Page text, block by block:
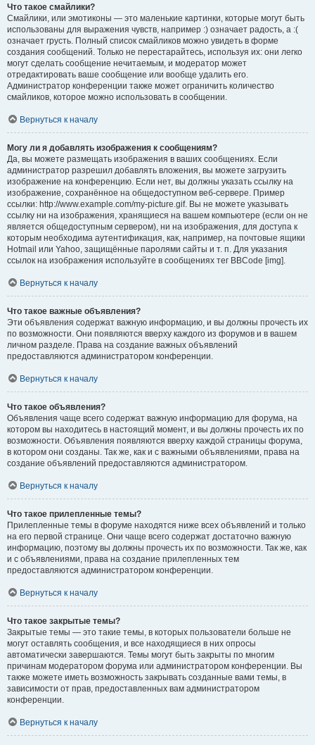
Что такое смайлики?
Смайлики, или эмотиконы — это маленькие картинки, которые могут быть
использованы для выражения чувств, например :) означает радость, а :(
означает грусть. Полный список смайликов можно увидеть в форме
создания сообщений. Только не перестарайтесь, используя их: они легко
могут сделать сообщение нечитаемым, и модератор может
отредактировать ваше сообщение или вообще удалить его.
Администратор конференции также может ограничить количество
смайликов, которое можно использовать в сообщении.
Вернуться к началу
Могу ли я добавлять изображения к сообщениям?
Да, вы можете размещать изображения в ваших сообщениях. Если
администратор разрешил добавлять вложения, вы можете загрузить
изображение на конференцию. Если нет, вы должны указать ссылку на
изображение, сохранённое на общедоступном веб-сервере. Пример
ссылки: http://www.example.com/my-picture.gif. Вы не можете указывать
ссылку ни на изображения, хранящиеся на вашем компьютере (если он не
является общедоступным сервером), ни на изображения, для доступа к
которым необходима аутентификация, как, например, на почтовые ящики
Hotmail или Yahoo, защищённые паролями сайты и т. п. Для указания
ссылок на изображения используйте в сообщениях тег BBCode [img].
Вернуться к началу
Что такое важные объявления?
Эти объявления содержат важную информацию, и вы должны прочесть их
по возможности. Они появляются вверху каждого из форумов и в вашем
личном разделе. Права на создание важных объявлений
предоставляются администратором конференции.
Вернуться к началу
Что такое объявления?
Объявления чаще всего содержат важную информацию для форума, на
котором вы находитесь в настоящий момент, и вы должны прочесть их по
возможности. Объявления появляются вверху каждой страницы форума,
в котором они созданы. Так же, как и с важными объявлениями, права на
создание объявлений предоставляются администратором.
Вернуться к началу
Что такое прилепленные темы?
Прилепленные темы в форуме находятся ниже всех объявлений и только
на его первой странице. Они чаще всего содержат достаточно важную
информацию, поэтому вы должны прочесть их по возможности. Так же, как
и с объявлениями, права на создание прилепленных тем
предоставляются администратором конференции.
Вернуться к началу
Что такое закрытые темы?
Закрытые темы — это такие темы, в которых пользователи больше не
могут оставлять сообщения, и все находящиеся в них опросы
автоматически завершаются. Темы могут быть закрыты по многим
причинам модератором форума или администратором конференции. Вы
также можете иметь возможность закрывать созданные вами темы, в
зависимости от прав, предоставленных вам администратором
конференции.
Вернуться к началу